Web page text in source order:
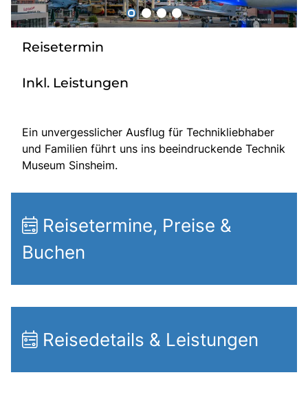
Sie befinden sich in:
Deutschland
Österreich
Reisetermin
Inkl. Leistungen
Ein unvergesslicher Ausflug für Technikliebhaber
und Familien führt uns ins beeindruckende Technik
Museum Sinsheim.
Reisetermine, Preise &
Buchen
Reisedetails & Leistungen